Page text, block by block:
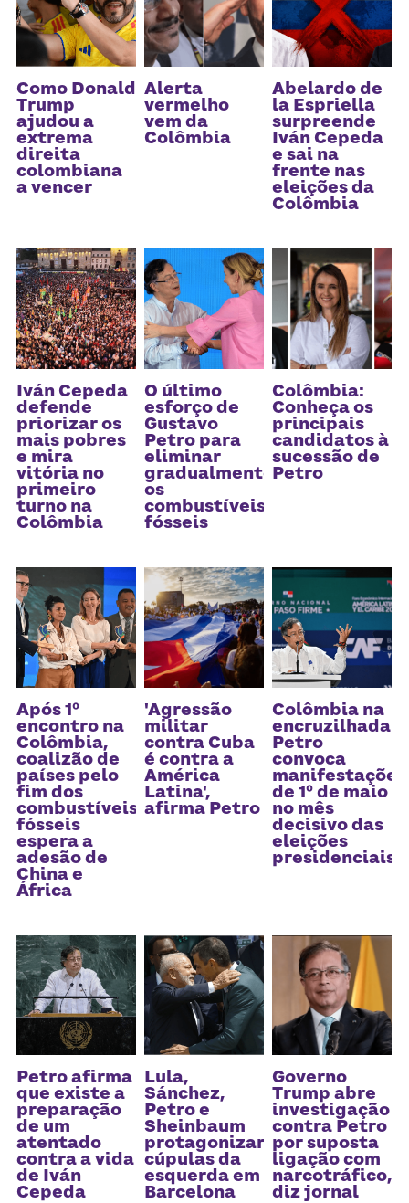
Como Donald
Trump
ajudou a
extrema
direita
colombiana
a vencer
Alerta
vermelho
vem da
Colômbia
Abelardo de
la Espriella
surpreende
Iván Cepeda
e sai na
frente nas
eleições da
Colômbia
Iván Cepeda
defende
priorizar os
mais pobres
e mira
vitória no
primeiro
turno na
Colômbia
O último
esforço de
Gustavo
Petro para
eliminar
gradualmente
os
combustíveis
fósseis
Colômbia:
Conheça os
principais
candidatos à
sucessão de
Petro
Após 1º
encontro na
Colômbia,
coalizão de
países pelo
fim dos
combustíveis
fósseis
espera a
adesão de
China e
África
'Agressão
militar
contra Cuba
é contra a
América
Latina',
afirma Petro
Colômbia na
encruzilhada:
Petro
convoca
manifestações
de 1º de maio
no mês
decisivo das
eleições
presidenciais
Petro afirma
que existe a
preparação
de um
atentado
contra a vida
de Iván
Cepeda
Lula,
Sánchez,
Petro e
Sheinbaum
protagonizarão
cúpulas da
esquerda em
Barcelona
Governo
Trump abre
investigação
contra Petro
por suposta
ligação com
narcotráfico,
diz jornal